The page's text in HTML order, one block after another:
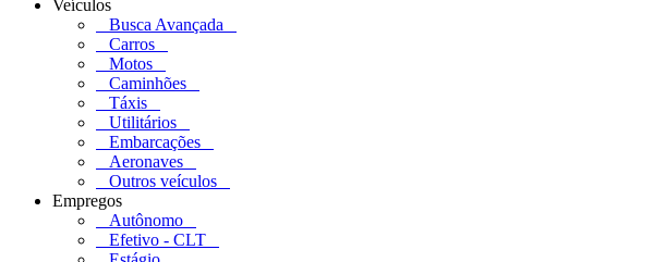
Veículos
Busca Avançada
Carros
Motos
Caminhões
Táxis
Utilitários
Embarcações
Aeronaves
Outros veículos
Empregos
Autônomo
Efetivo - CLT